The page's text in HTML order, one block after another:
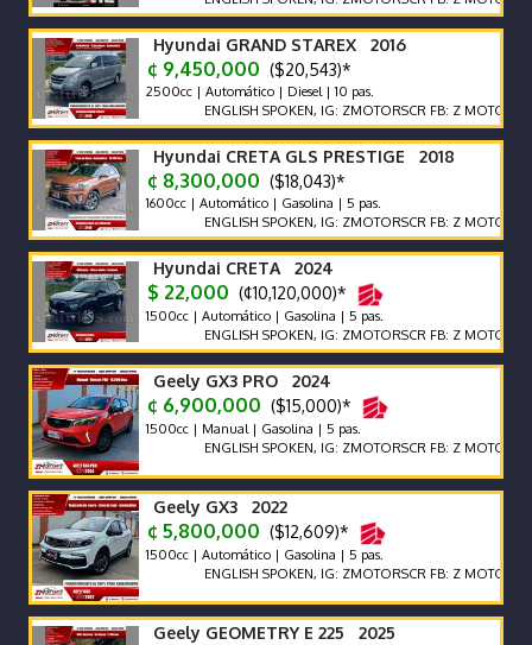
Hyundai GRAND STAREX 2016
¢ 9,450,000 ($20,543)*
2500cc | Automático | Diesel | 10 pas.
ENGLISH SPOKEN, IG: ZMOTORSCR FB: Z MOTORS.
Hyundai CRETA GLS PRESTIGE 2018
¢ 8,300,000 ($18,043)*
1600cc | Automático | Gasolina | 5 pas.
ENGLISH SPOKEN, IG: ZMOTORSCR FB: Z MOTORS.
Hyundai CRETA 2024
$ 22,000 (¢10,120,000)*
1500cc | Automático | Gasolina | 5 pas.
ENGLISH SPOKEN, IG: ZMOTORSCR FB: Z MOTORS.
Geely GX3 PRO 2024
¢ 6,900,000 ($15,000)*
1500cc | Manual | Gasolina | 5 pas.
ENGLISH SPOKEN, IG: ZMOTORSCR FB: Z MOTORS.
Geely GX3 2022
¢ 5,800,000 ($12,609)*
1500cc | Automático | Gasolina | 5 pas.
ENGLISH SPOKEN, IG: ZMOTORSCR FB: Z MOTORS.
Geely GEOMETRY E 225 2025